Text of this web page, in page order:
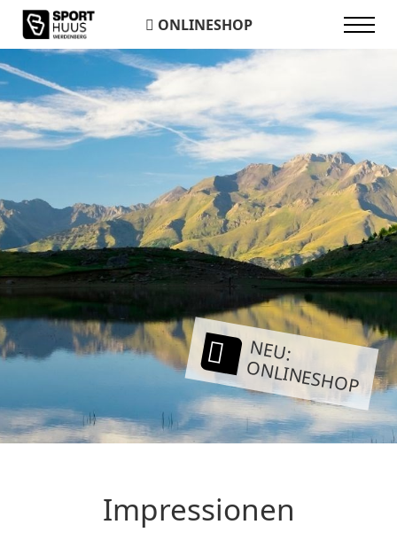
ONLINESHOP
NEU:
ONLINESHOP
Impressionen